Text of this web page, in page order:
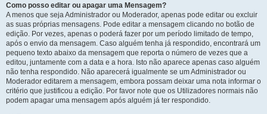
Como posso editar ou apagar uma Mensagem?
A menos que seja Administrador ou Moderador, apenas pode editar ou excluir
as suas próprias mensagens. Pode editar a mensagem clicando no botão de
edição. Por vezes, apenas o poderá fazer por um período limitado de tempo,
após o envio da mensagem. Caso alguém tenha já respondido, encontrará um
pequeno texto abaixo da mensagem que reporta o número de vezes que a
editou, juntamente com a data e a hora. Isto não aparece apenas caso alguém
não tenha respondido. Não aparecerá igualmente se um Administrador ou
Moderador editarem a mensagem, embora possam deixar uma nota informar o
critério que justificou a edição. Por favor note que os Utilizadores normais não
podem apagar uma mensagem após alguém já ter respondido.